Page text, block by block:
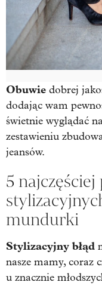
Obuwie dobrej
dodając wam
świetnie wyglądać
zestawieniu
jeansów.
5 najczęściej
mundurki
Stylizacyjny błąd
nasze mamy, coraz
u znacznie